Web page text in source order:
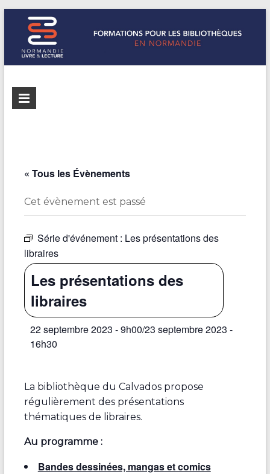
Formations
Normandie
Normandie
Livre &
bibliothèques
« Tous les Évènements
Cet évènement est passé
Série d'événement : Les présentations des
libraires
Les présentations des
libraires
22 septembre 2023 - 9h00/23 septembre 2023 -
16h30
La bibliothèque du Calvados propose
régulièrement des présentations
thématiques de libraires.
Au programme :
Bandes dessinées, mangas et comics